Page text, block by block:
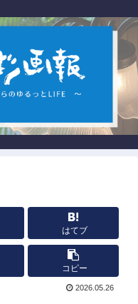
はてブ
コピー
2026.05.26